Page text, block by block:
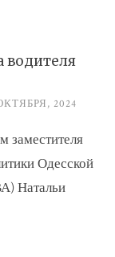
водителя
2024
заместителя
Одесской
Натальи